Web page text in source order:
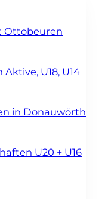
Ottobeuren
U18, U14
in Donauwörth
U20 + U16